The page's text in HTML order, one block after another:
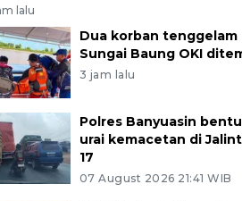
lalu
Dua korban tenggelam
Sungai Baung OKI
3 jam lalu
Polres Banyuasin
urai kemacetan di
17
07 August 2026 21:41 WIB